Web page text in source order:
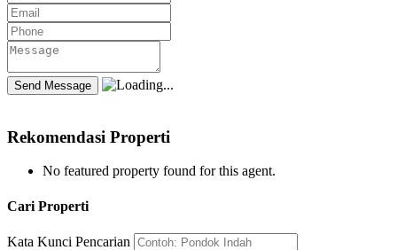
Rekomendasi Properti
No featured property found for this agent.
Cari Properti
Kata Kunci Pencarian